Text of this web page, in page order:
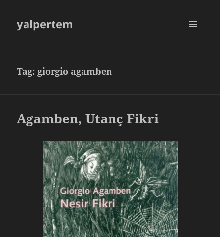
yalpertem
Tag: giorgio agamben
Agamben, Utanç Fikri